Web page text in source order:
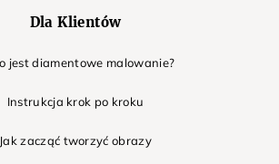
Dla Klientów
jest diamentowe malowanie?
Instrukcja krok po kroku
Jak zacząć tworzyć obrazy